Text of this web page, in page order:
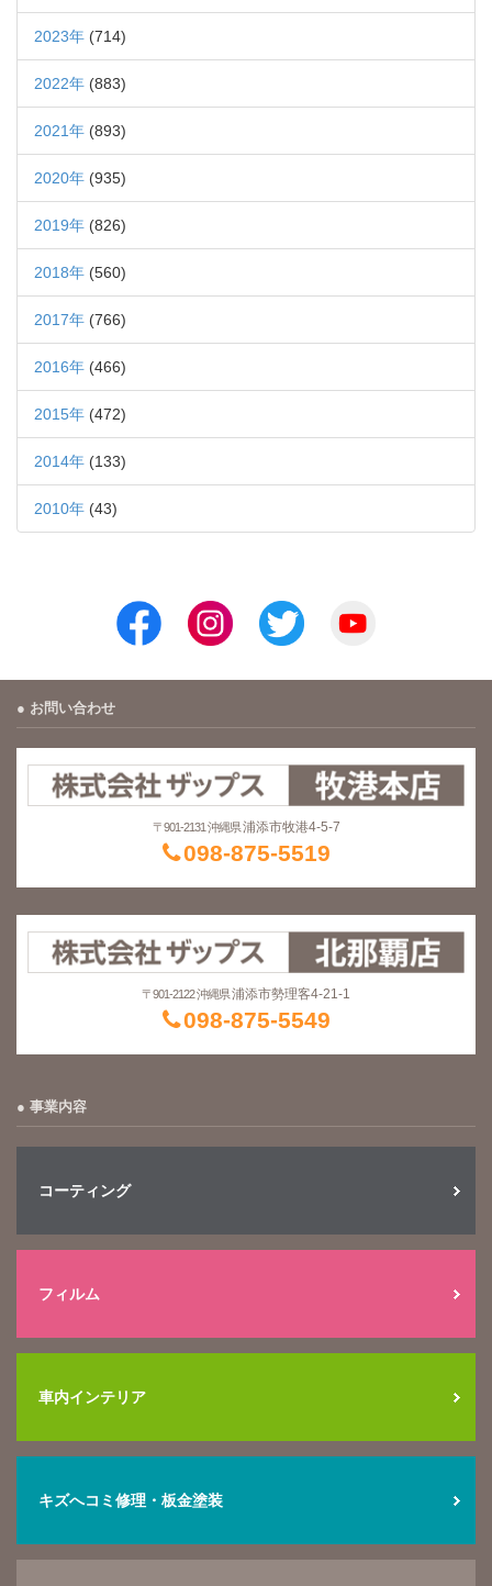
2023年 (714)
2022年 (883)
2021年 (893)
2020年 (935)
2019年 (826)
2018年 (560)
2017年 (766)
2016年 (466)
2015年 (472)
2014年 (133)
2010年 (43)
お問い合わせ
〒901-2131 沖縄県 浦添市牧港4-5-7
098-875-5519
〒901-2122 沖縄県浦添市勢理客4-21-1
098-875-5549
事業内容
コーティング
フィルム
車内インテリア
キズへコミ修理・板金塗装